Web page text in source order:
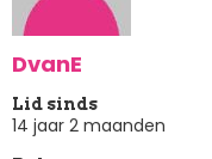
DvanE
Lid sinds
14 jaar 2 maanden